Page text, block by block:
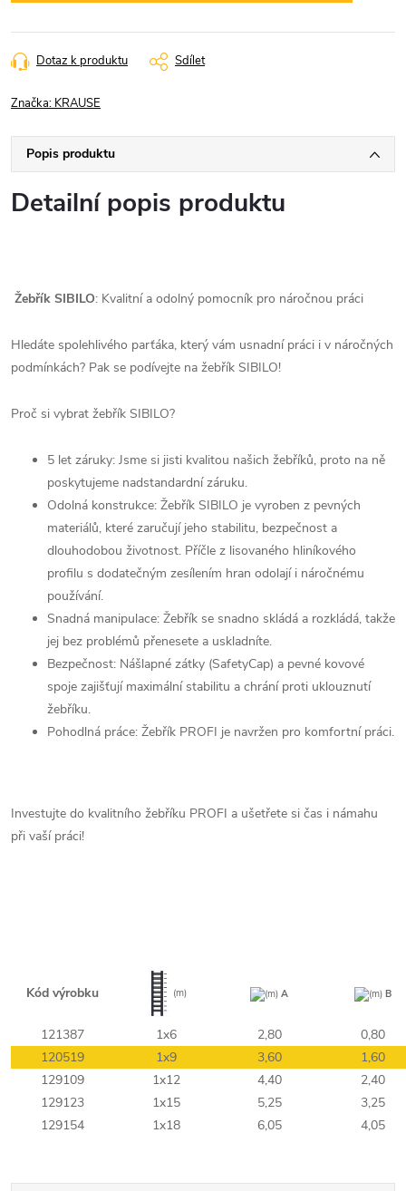
Dotaz k produktu Sdílet
Značka: KRAUSE
Popis produktu
Detailní popis produktu
Žebřík SIBILO: Kvalitní a odolný pomocník pro náročnou práci
Hledáte spolehlivého parťáka, který vám usnadní práci i v náročných
podmínkách? Pak se podívejte na žebřík SIBILO!
Proč si vybrat žebřík SIBILO?
5 let záruky: Jsme si jisti kvalitou našich žebříků, proto na ně
poskytujeme nadstandardní záruku.
Odolná konstrukce: Žebřík SIBILO je vyroben z pevných
materiálů, které zaručují jeho stabilitu, bezpečnost a
dlouhodobou životnost. Příčle z lisovaného hliníkového
profilu s dodatečným zesílením hran odolají i náročnému
používání.
Snadná manipulace: Žebřík se snadno skládá a rozkládá, takže
jej bez problémů přenesete a uskladníte.
Bezpečnost: Nášlapné zátky (SafetyCap) a pevné kovové
spoje zajišťují maximální stabilitu a chrání proti uklouznutí
žebříku.
Pohodlná práce: Žebřík PROFI je navržen pro komfortní práci.
Investujte do kvalitního žebříku PROFI a ušetřete si čas i námahu
při vaší práci!
Kód výrobku (m) (m) A (m) B
121387 1x6 2,80
0,80
120519
1x9 3,60
1,60
129109
1x12 4,40
2,40
129123
1x15 5,25
3,25
129154
1x18 6,05 4,05